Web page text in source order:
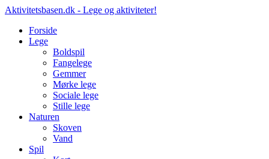
Aktivitetsbasen.dk - Lege og aktiviteter!
Forside
Lege
Boldspil
Fangelege
Gemmer
Mørke lege
Sociale lege
Stille lege
Naturen
Skoven
Vand
Spil